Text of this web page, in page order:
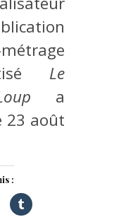
Le
a
23 août
: